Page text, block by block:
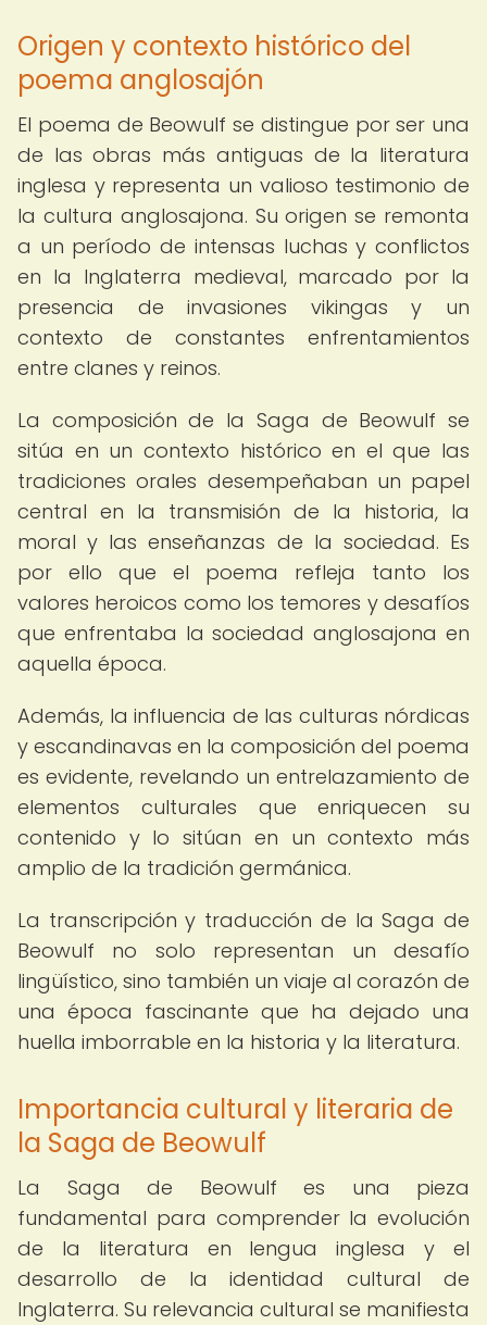
Origen y contexto histórico del
poema anglosajón
El poema de Beowulf se distingue por ser una
de las obras más antiguas de la literatura
inglesa y representa un valioso testimonio de
la cultura anglosajona. Su origen se remonta
a un período de intensas luchas y conflictos
en la Inglaterra medieval, marcado por la
presencia de invasiones vikingas y un
contexto de constantes enfrentamientos
entre clanes y reinos.
La composición de la Saga de Beowulf se
sitúa en un contexto histórico en el que las
tradiciones orales desempeñaban un papel
central en la transmisión de la historia, la
moral y las enseñanzas de la sociedad. Es
por ello que el poema refleja tanto los
valores heroicos como los temores y desafíos
que enfrentaba la sociedad anglosajona en
aquella época.
Además, la influencia de las culturas nórdicas
y escandinavas en la composición del poema
es evidente, revelando un entrelazamiento de
elementos culturales que enriquecen su
contenido y lo sitúan en un contexto más
amplio de la tradición germánica.
La transcripción y traducción de la Saga de
Beowulf no solo representan un desafío
lingüístico, sino también un viaje al corazón de
una época fascinante que ha dejado una
huella imborrable en la historia y la literatura.
Importancia cultural y literaria de
la Saga de Beowulf
La Saga de Beowulf es una pieza
fundamental para comprender la evolución
de la literatura en lengua inglesa y el
desarrollo de la identidad cultural de
Inglaterra. Su relevancia cultural se manifiesta